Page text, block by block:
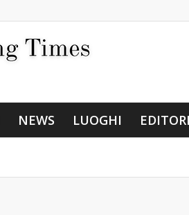
NEWS LUOGHI